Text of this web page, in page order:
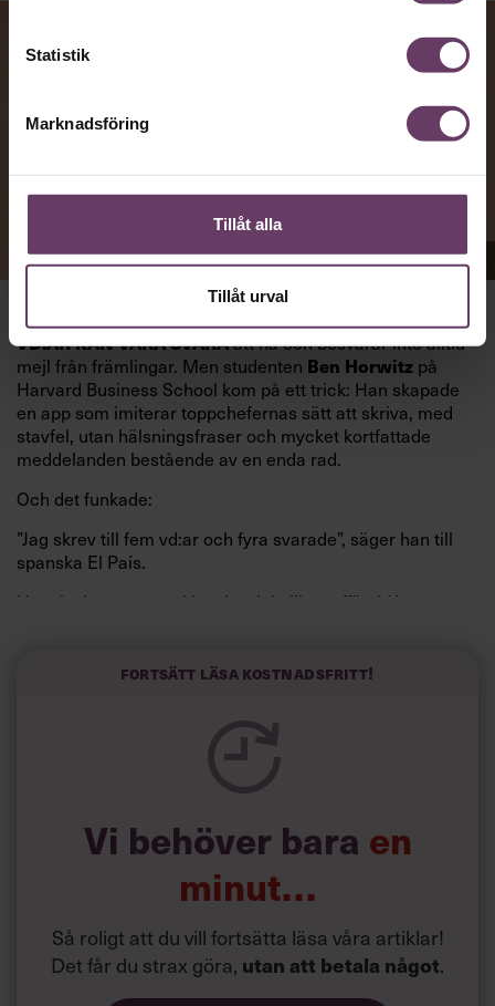
Statistik
Marknadsföring
Tillåt alla
Tillåt urval
Appen Sinceerly imiterar vd:ars kortfattade språk.
VD:AR KAN VARA SVÅRAatt nå och besvarar inte alltid
mejl från främlingar. Men studenten Ben Horwitz på
Harvard Business School kom på ett trick: Han skapade
en app som imiterar toppchefernas sätt att skriva, med
stavfel, utan hälsningsfraser och mycket kortfattade
meddelanden bestående av en enda rad.
Och det funkade:
”Jag skrev till fem vd:ar och fyra svarade”, säger han till
spanska El País.
Horwitz har nu utvecklat sitt trick till en affärsidé: appen
kortfattat slarviga vd-stilen.
Fortsätt läsa kostnadsfritt!
Vi behöver bara en
minut…
Så roligt att du vill fortsätta läsa våra artiklar!
Det får du strax göra, utan att betala något.